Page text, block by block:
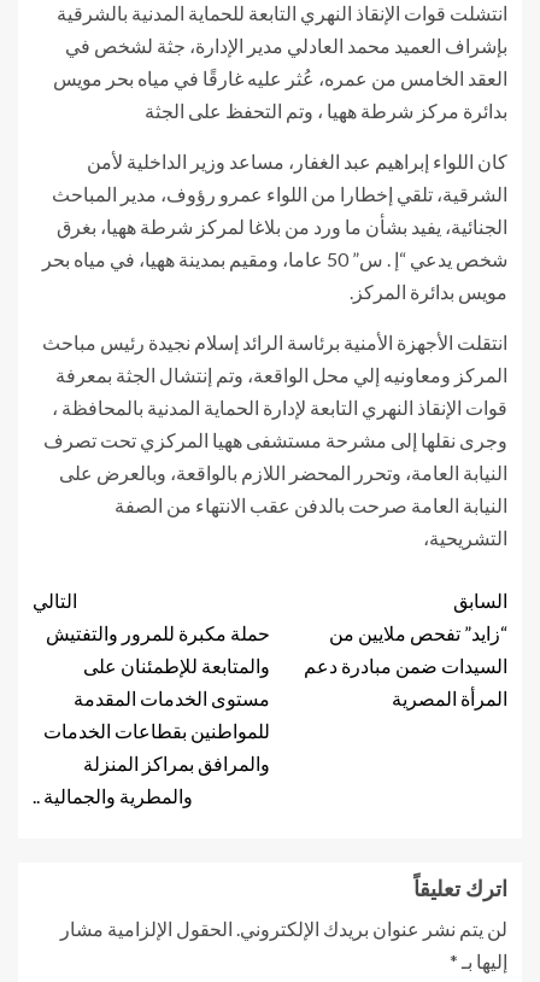
انتشلت قوات الإنقاذ النهري التابعة للحماية المدنية بالشرقية
بإشراف العميد محمد العادلي مدير الإدارة، جثة لشخص في
العقد الخامس من عمره، عُثر عليه غارقًا في مياه بحر مويس
بدائرة مركز شرطة ههيا ، وتم التحفظ على الجثة
كان اللواء إبراهيم عبد الغفار، مساعد وزير الداخلية لأمن
الشرقية، تلقي إخطارا من اللواء عمرو رؤوف، مدير المباحث
الجنائية، يفيد بشأن ما ورد من بلاغا لمركز شرطة ههيا، بغرق
شخص يدعي “إ . س” 50 عاما، ومقيم بمدينة ههيا، في مياه بحر
مويس بدائرة المركز.
انتقلت الأجهزة الأمنية برئاسة الرائد إسلام نجيدة رئيس مباحث
المركز ومعاونيه إلي محل الواقعة، وتم إنتشال الجثة بمعرفة
قوات الإنقاذ النهري التابعة لإدارة الحماية المدنية بالمحافظة ،
وجرى نقلها إلى مشرحة مستشفى ههيا المركزي تحت تصرف
النيابة العامة، وتحرر المحضر اللازم بالواقعة، وبالعرض على
النيابة العامة صرحت بالدفن عقب الانتهاء من الصفة
التشريحية،
السابق
“زايد” تفحص ملايين من
السيدات ضمن مبادرة دعم
المرأة المصرية
التالي
حملة مكبرة للمرور والتفتيش
والمتابعة للإطمئنان على
مستوى الخدمات المقدمة
للمواطنين بقطاعات الخدمات
والمرافق بمراكز المنزلة
والمطرية والجمالية ..
اترك تعليقاً
لن يتم نشر عنوان بريدك الإلكتروني. الحقول الإلزامية مشار
إليها بـ *